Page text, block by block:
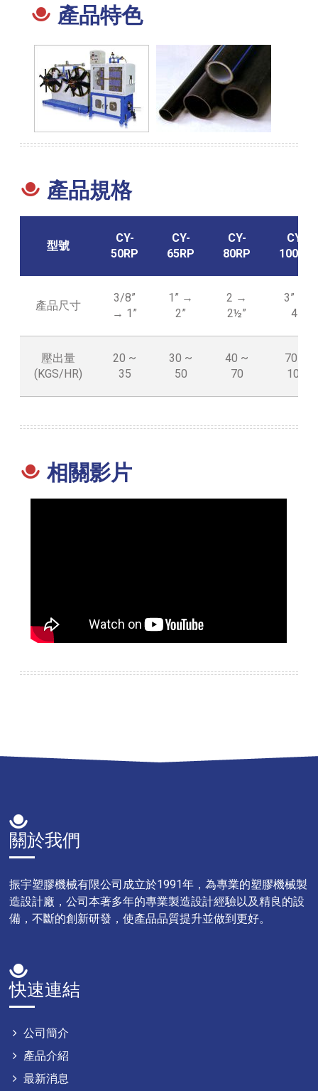
產品特色
產品規格
型號
CY-
50RP
CY-
65RP
CY-
80RP
CY-
100RP
產品尺寸
3/8”
→ 1”
1” →
2”
2 →
2½”
3” →
4”
壓出量
(KGS/HR)
20 ~
35
30 ~
50
40 ~
70
70 ~
100
相關影片
關於我們
振宇塑膠機械有限公司成立於1991年，為專業的塑膠機械製
造設計廠，公司本著多年的專業製造設計經驗以及精良的設
備，不斷的創新研發，使產品品質提升並做到更好。
快速連結
公司簡介
產品介紹
最新消息